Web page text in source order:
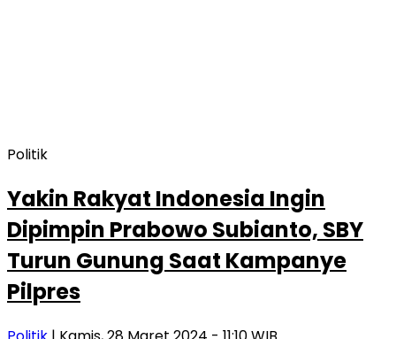
Politik
Yakin Rakyat Indonesia Ingin
Dipimpin Prabowo Subianto, SBY
Turun Gunung Saat Kampanye
Pilpres